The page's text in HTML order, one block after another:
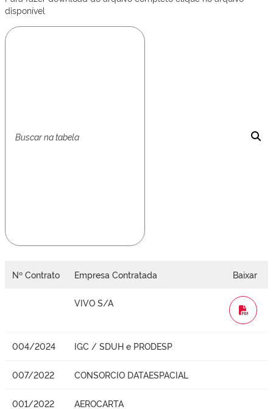
disponível
Nº Contrato Empresa Contratada Baixar
VIVO S/A
WORD
004/2024 IGC / SDUH e PRODESP
007/2022 CONSORCIO DATAESPACIAL
001/2022 AEROCARTA